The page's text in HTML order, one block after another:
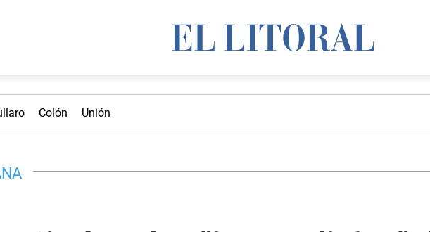
Colón Unión